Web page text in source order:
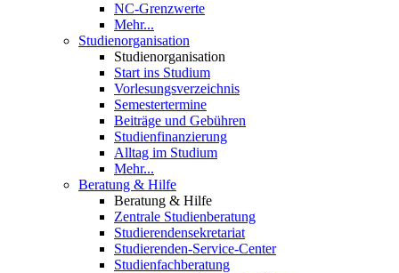
NC-Grenzwerte
Mehr...
Studienorganisation
Studienorganisation
Start ins Studium
Vorlesungsverzeichnis
Semestertermine
Beiträge und Gebühren
Studienfinanzierung
Alltag im Studium
Mehr...
Beratung & Hilfe
Beratung & Hilfe
Zentrale Studienberatung
Studierendensekretariat
Studierenden-Service-Center
Studienfachberatung